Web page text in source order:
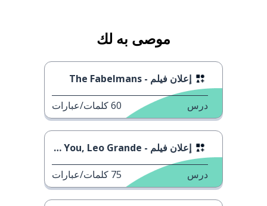
موصى به لك
إعلان فيلم - The Fabelmans
درس 60كلمات/عبارات
إعلان فيلم - Good Luck to You, Leo Grande
درس 75 كلمات/عبارات